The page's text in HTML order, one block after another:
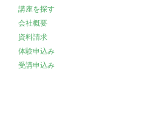
講座を探す
会社概要
資料請求
体験申込み
受講申込み